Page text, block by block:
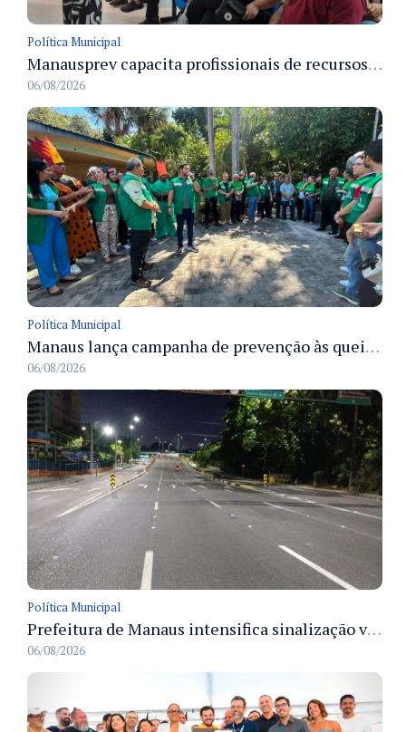
Política Municipal
Manausprev capacita profissionais de recursos humanos para agilizar concessão de aposentadorias no município
06/08/2026
Política Municipal
Manaus lança campanha de prevenção às queimadas no verão amazônico com comitê integrado
06/08/2026
Política Municipal
Prefeitura de Manaus intensifica sinalização viária em diversos bairros para organizar o trânsito e reduzir sinistros
06/08/2026